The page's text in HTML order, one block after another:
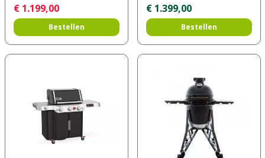
€ 1.199,00
Bestellen
€ 1.399,00
Bestellen